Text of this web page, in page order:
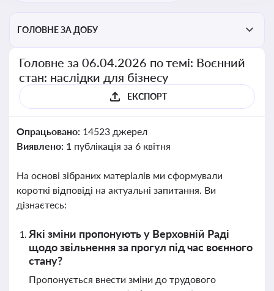
ГОЛОВНЕ ЗА ДОБУ
Головне за 06.04.2026 по темі: Воєнний
стан: наслідки для бізнесу
ЕКСПОРТ
Опрацьовано: 14523 джерел
Виявлено: 1 публікація за 6 квітня
На основі зібраних матеріалів ми сформували
короткі відповіді на актуальні запитання. Ви
дізнаєтесь:
Які зміни пропонують у Верховній Раді
щодо звільнення за прогул під час воєнного
стану?
Пропонується внести зміни до трудового